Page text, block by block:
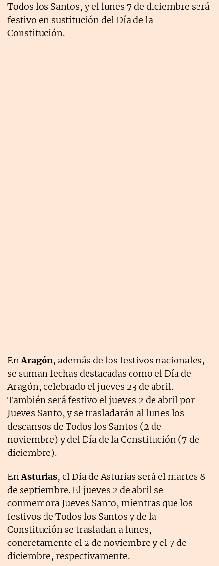
Todos los Santos, y el lunes 7 de diciembre será
festivo en sustitución del Día de la
Constitución.
EnAragón, además de los festivos nacionales,
se suman fechas destacadas como el Día de
Aragón, celebrado el jueves 23 de abril.
También será festivo el jueves 2 de abril por
Jueves Santo, y se trasladarán al lunes los
descansos de Todos los Santos (2 de
noviembre) y del Día de la Constitución (7 de
diciembre).
EnAsturias, el Día de Asturias será el martes 8
de septiembre. El jueves 2 de abril se
conmemora Jueves Santo, mientras que los
festivos de Todos los Santos y de la
Constitución se trasladan a lunes,
concretamente el 2 de noviembre y el 7 de
diciembre, respectivamente.